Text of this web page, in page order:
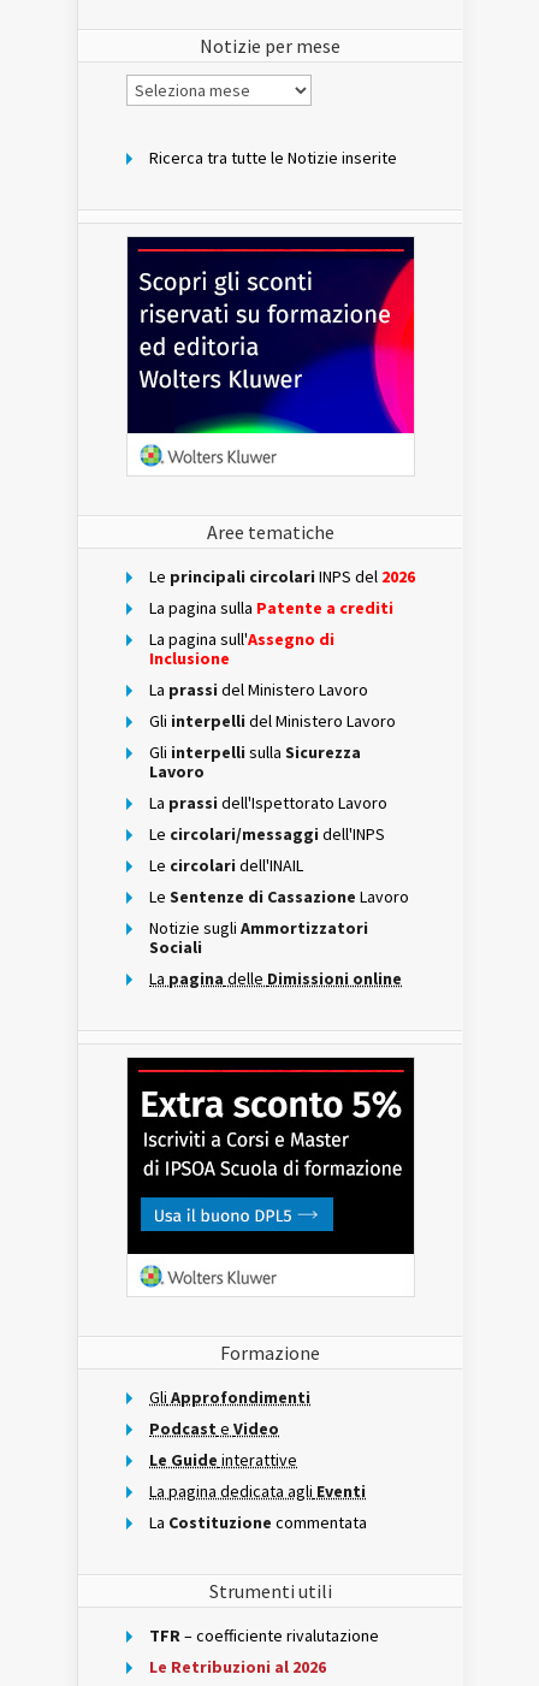
Notizie per mese
Notizie
per
Ricerca tra tutte le Notizie inserite
Aree tematiche
Le principali circolari INPS del 2026
La pagina sulla Patente a crediti
La pagina sull'Assegno di
Inclusione
La prassi del Ministero Lavoro
Gli interpelli del Ministero Lavoro
Gli interpelli sulla Sicurezza
Lavoro
La prassi dell'Ispettorato Lavoro
Le circolari/messaggi dell'INPS
Le circolari dell'INAIL
Le Sentenze di Cassazione Lavoro
Notizie sugli Ammortizzatori
Sociali
La pagina delle Dimissioni online
Formazione
Gli Approfondimenti
Podcast e Video
Le Guide interattive
La pagina dedicata agli Eventi
La Costituzione commentata
Strumenti utili
TFR– coefficiente rivalutazione
Le Retribuzioni al 2026